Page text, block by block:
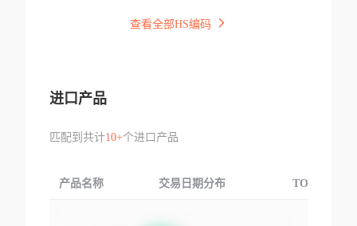
查看全部HS编码
进口产品
匹配到共计10+个进口产品
产品名称 交易日期分布 TOP3交易国